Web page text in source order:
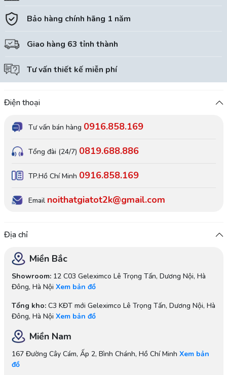
Bảo hàng chính hãng 1 năm
Giao hàng 63 tỉnh thành
Tư vấn thiết kế miễn phí
Điện thoại
Tư vấn bán hàng 0916.858.169
Tổng đài (24/7) 0819.688.886
TP.Hồ Chí Minh 0916.858.169
Email noithatgiatot2k@gmail.com
Địa chỉ
Miền Bắc
Showroom:12 C03 Geleximco Lê Trọng Tấn, Dương Nội, Hà
Đông, Hà Nội Xem bản đồ
Tổng kho:C3 KĐT mới Geleximco Lê Trọng Tấn, Dương Nội, Hà
Đông, Hà Nội Xem bản đồ
Miền Nam
167 Đường Cây Cám, Ấp 2, Bình Chánh, Hồ Chí Minh Xem bản
đồ